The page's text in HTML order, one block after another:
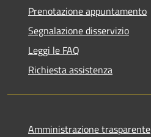
Prenotazione appuntamento
Segnalazione disservizio
Leggi le FAQ
Richiesta assistenza
Amministrazione trasparente